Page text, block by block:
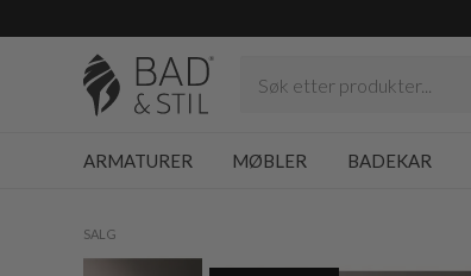
ARMATURER MØBLER BADEKAR
SALG